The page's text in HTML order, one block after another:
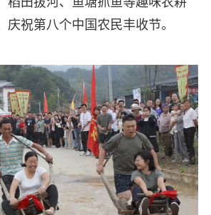
庆祝第八个中国农民丰收节。